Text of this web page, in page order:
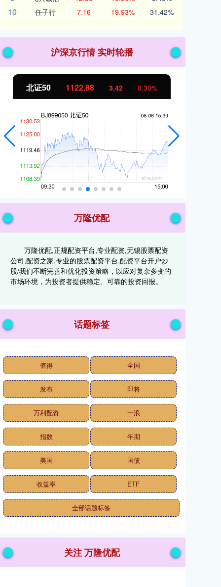
10 任子行 7.16 19.93% 31.42%
沪深京行情 实时轮播
创业板指 3515.56 -19.58 -0.55%
万隆优配
万隆优配,正规配资平台,专业配资,无锡股票配资
公司,配资之家,专业的股票配资平台,配资平台开户炒
股/我们不断完善和优化投资策略，以应对复杂多变的
市场环境，为投资者提供稳定、可靠的投资回报。
话题标签
值得 全国
发布 即将
万利配资 一浪
指数 年期
美国 国债
收益率 ETF
全部话题标签
关注 万隆优配